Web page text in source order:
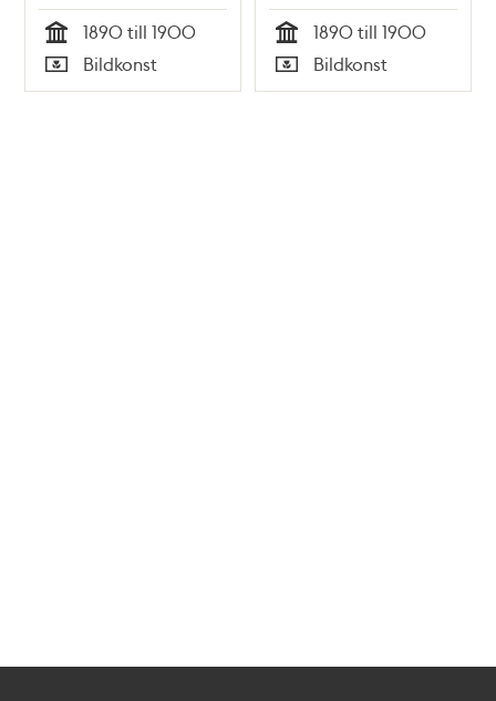
Tid
1890 till 1900
Typ
Bildkonst Tid
1890 till 1900
Typ
Bildkonst